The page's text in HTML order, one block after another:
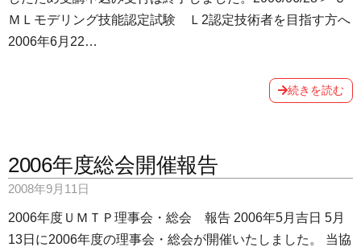
ＭＬモデリング技能認定試験 Ｌ2認定技術者を目指す方へ
2006年6月22…
続きを読む
2006年度総会開催報告
2008年9月11日
2006年度ＵＭＴＰ理事会・総会 報告 2006年5月吉日 5月
13日に2006年度の理事会・総会が開催いたしました。 当協